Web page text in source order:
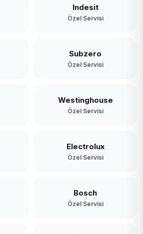
Indesit
Özel Servisi
Subzero
Özel Servisi
Westinghouse
Özel Servisi
Electrolux
Özel Servisi
Bosch
Özel Servisi